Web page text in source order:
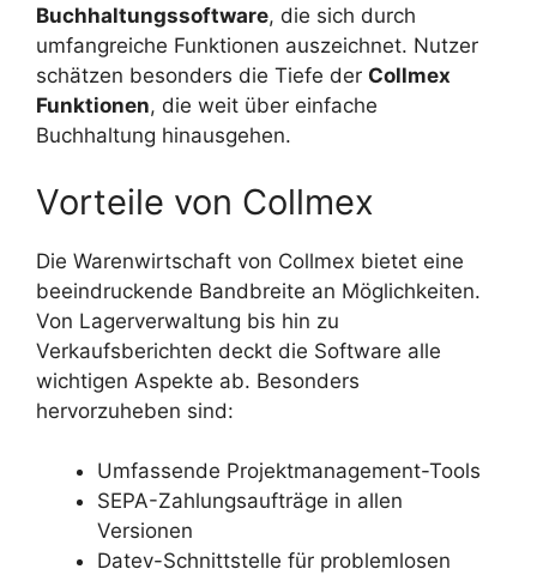
Buchhaltungssoftware, die sich durch
umfangreiche Funktionen auszeichnet. Nutzer
schätzen besonders die Tiefe der Collmex
Funktionen, die weit über einfache
Buchhaltung hinausgehen.
Vorteile von Collmex
Die Warenwirtschaft von Collmex bietet eine
beeindruckende Bandbreite an Möglichkeiten.
Von Lagerverwaltung bis hin zu
Verkaufsberichten deckt die Software alle
wichtigen Aspekte ab. Besonders
hervorzuheben sind:
Umfassende Projektmanagement-Tools
SEPA-Zahlungsaufträge in allen
Versionen
Datev-Schnittstelle für problemlosen